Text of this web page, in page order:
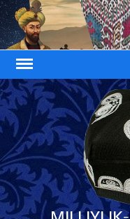
Skip
to
content